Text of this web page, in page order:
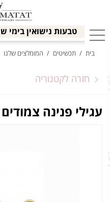
טבעות נישואין בימי
בית / תכשיטים / המומלצים שלנו
חזרה לקטגוריה
עגילי פנינה צמודים